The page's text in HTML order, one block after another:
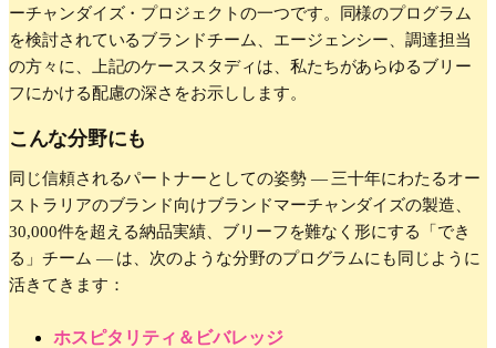
ーチャンダイズ・プロジェクトの一つです。同様のプログラム
を検討されているブランドチーム、エージェンシー、調達担当
の方々に、上記のケーススタディは、私たちがあらゆるブリー
フにかける配慮の深さをお示しします。
こんな分野にも
同じ信頼されるパートナーとしての姿勢 — 三十年にわたるオー
ストラリアのブランド向けブランドマーチャンダイズの製造、
30,000件を超える納品実績、ブリーフを難なく形にする「でき
る」チーム — は、次のような分野のプログラムにも同じように
活きてきます：
ホスピタリティ＆ビバレッジ